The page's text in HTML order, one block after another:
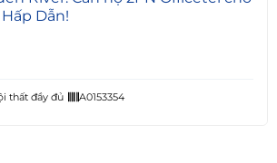
Dẫn!
thất đầy đủ A0153354